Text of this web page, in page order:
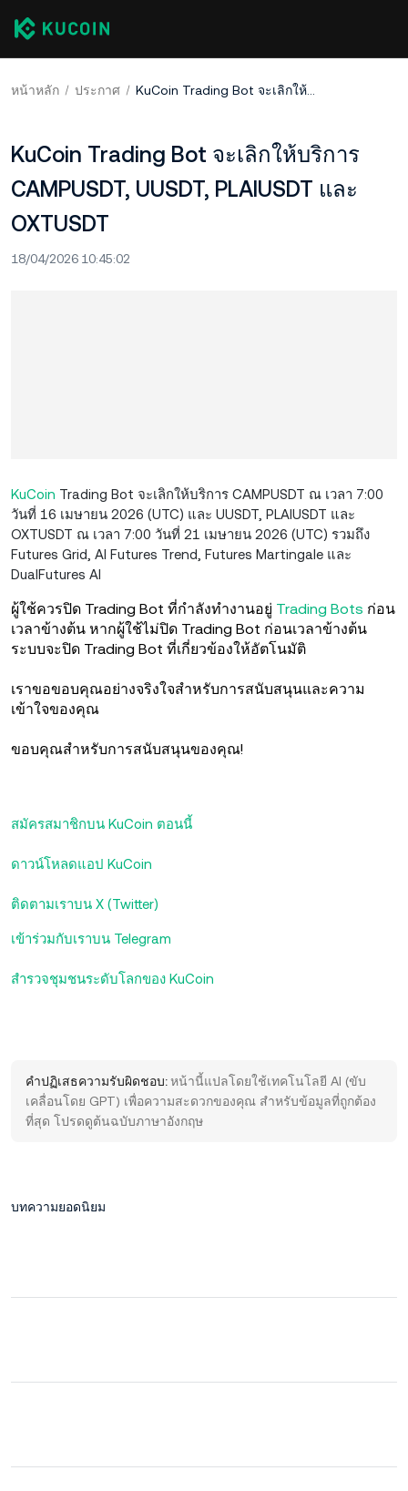
หน้าหลัก ประกาศ KuCoin Trading Bot จะเลิกให้บริการ CAMPUSDT, UUSDT, PLAIUSDT และ OXTUSDT
KuCoin Trading Bot จะเลิกให้บริการ
CAMPUSDT, UUSDT, PLAIUSDT และ
OXTUSDT
18/04/2026 10:45:02
KuCoin Trading Bot จะเลิกให้บริการ CAMPUSDT ณ เวลา 7:00
วันที่ 16 เมษายน 2026 (UTC) และ UUSDT, PLAIUSDT และ
OXTUSDT ณ เวลา 7:00 วันที่ 21 เมษายน 2026 (UTC) รวมถึง
Futures Grid, AI Futures Trend, Futures Martingale และ
DualFutures AI
ผู้ใช้ควรปิด Trading Bot ที่กำลังทำงานอยู่ Trading Bots ก่อน
เวลาข้างต้น หากผู้ใช้ไม่ปิด Trading Bot ก่อนเวลาข้างต้น
ระบบจะปิด Trading Bot ที่เกี่ยวข้องให้อัตโนมัติ
เราขอขอบคุณอย่างจริงใจสำหรับการสนับสนุนและความ
เข้าใจของคุณ
ขอบคุณสำหรับการสนับสนุนของคุณ!
สมัครสมาชิกบน KuCoin ตอนนี้
ดาวน์โหลดแอป KuCoin
ติดตามเราบน X (Twitter)
เข้าร่วมกับเราบน Telegram
สำรวจชุมชนระดับโลกของ KuCoin
คำปฏิเสธความรับผิดชอบ:หน้านี้แปลโดยใช้เทคโนโลยี AI (ขับ
เคลื่อนโดย GPT) เพื่อความสะดวกของคุณ สำหรับข้อมูลที่ถูกต้อง
ที่สุด โปรดดูต้นฉบับภาษาอังกฤษ
บทความยอดนิยม